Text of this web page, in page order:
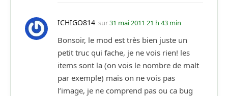
ICHIGO814 sur31 mai 2011 21 h 43 min
Bonsoir, le mod est très bien juste un
petit truc qui fache, je ne vois rien! les
items sont la (on vois le nombre de malt
par exemple) mais on ne vois pas
l’image, je ne comprend pas ou ca bug